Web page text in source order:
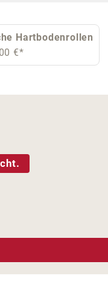
Hartbodenrollen
€*
ein oder